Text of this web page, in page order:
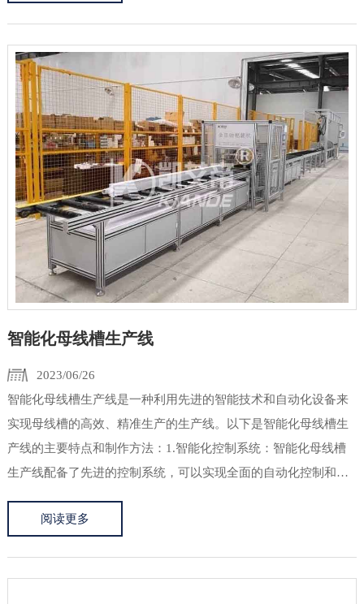
智能化母线槽生产线
2023/06/26
智能化母线槽生产线是一种利用先进的智能技术和自动化设备来
实现母线槽的高效、精准生产的生产线。以下是智能化母线槽生
产线的主要特点和制作方法：1.智能化控制系统：智能化母线槽
生产线配备了先进的控制系统，可以实现全面的自动化控制和监
过程中各个环节的精确控制和实时监测。2. 自动送料系统：智能
阅读更多